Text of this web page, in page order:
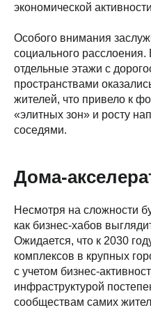
экономической
Особого внимания
социального
отдельные этажи с
пространствами
жителей, что привело к
«элитных зон» и росту
соседями.
Дома-
Несмотря на сложности
как бизнес-хабов
Ожидается, что к 2030
комплексов в крупных
с учетом бизнес-
инфраструктурой
сообществам самих